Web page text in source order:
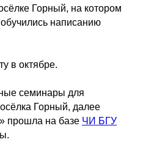
Горный, на котором
написанию
в октябре.
семинары для
Горный, далее
прошла на базе ЧИ БГУ